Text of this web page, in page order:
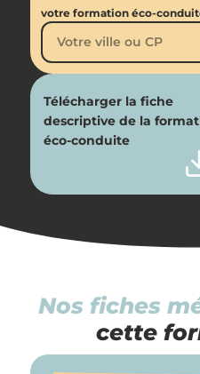
votre formation éco-
Télécharger la fiche
descriptive de la
éco-conduite
Nos fiches
cette